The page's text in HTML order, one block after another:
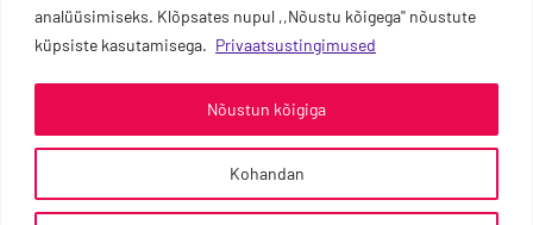
analüüsimiseks. Klõpsates nupul ,,Nõustu kõigega'' nõustute
küpsiste kasutamisega. Privaatsustingimused
Kohandan
Nõustun kõigiga